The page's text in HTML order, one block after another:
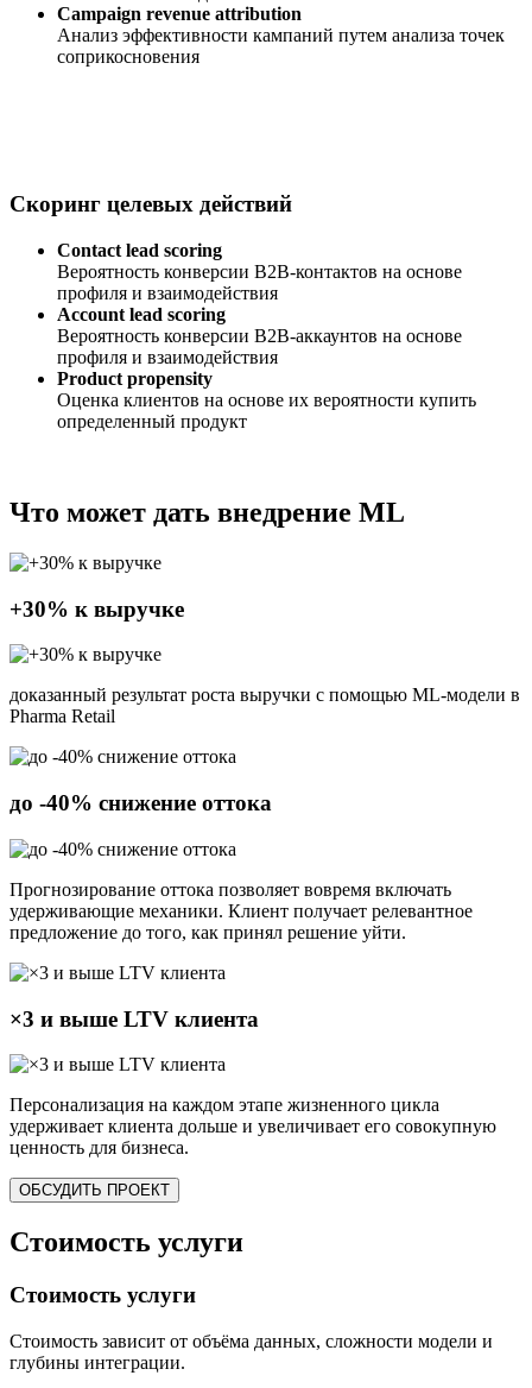
Campaign revenue attribution
Анализ эффективности кампаний путем анализа точек
соприкосновения
Скоринг целевых действий
Contact lead scoring
Вероятность конверсии B2B-контактов на основе
профиля и взаимодействия
Account lead scoring
Вероятность конверсии B2B-аккаунтов на основе
профиля и взаимодействия
Product propensity
Оценка клиентов на основе их вероятности купить
определенный продукт
Что может дать внедрение ML
+30% к выручке
доказанный результат роста выручки с помощью ML-модели в
Pharma Retail
до -40% снижение оттока
Прогнозирование оттока позволяет вовремя включать
удерживающие механики. Клиент получает релевантное
предложение до того, как принял решение уйти.
×3 и выше LTV клиента
Персонализация на каждом этапе жизненного цикла
удерживает клиента дольше и увеличивает его совокупную
ценность для бизнеса.
ОБСУДИТЬ ПРОЕКТ
Стоимость услуги
Стоимость услуги
Стоимость зависит от объёма данных, сложности модели и
глубины интеграции.